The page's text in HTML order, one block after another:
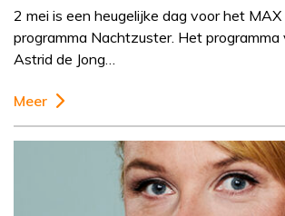
2 mei is een heugelijke dag voor het
programma Nachtzuster. Het
Astrid de Jong…
Meer